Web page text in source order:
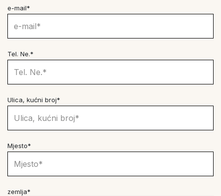
e-mail*
Tel. Ne.*
Ulica, kućni broj*
Mjesto*
zemlja*